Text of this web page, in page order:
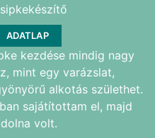
ADATLAP
kezdése mindig nagy
mint egy varázslat,
alkotás születhet.
sajátítottam el, majd
volt.